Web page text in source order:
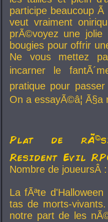
participe beaucoup
veut vraiment
prÃ©voyez une
bougies pour offrir
Ne vous mettez
incarner le
pratique pour
On a essayÃ©â¦
Plat de
Resident Evil
Nombre de
La fÃªte
tas de morts-
notre part de les